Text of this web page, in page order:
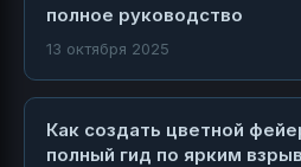
полное руководство
13 октября 2025
Как создать цветной
полный гид по ярким